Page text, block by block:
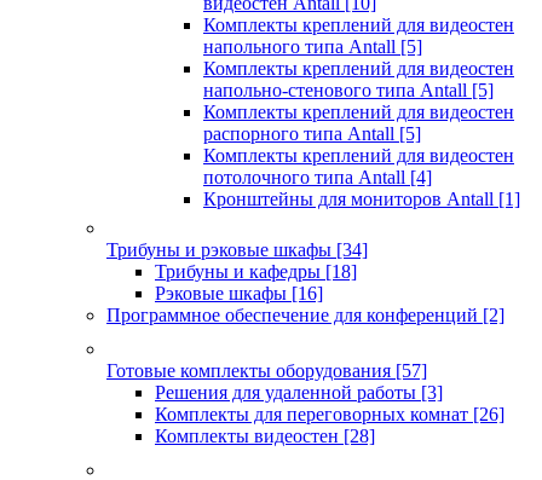
Комплекты креплений для видеостен
напольного типа Antall [5]
Комплекты креплений для видеостен
напольно-стенового типа Antall [5]
Комплекты креплений для видеостен
распорного типа Antall [5]
Комплекты креплений для видеостен
потолочного типа Antall [4]
Кронштейны для мониторов Antall [1]
Трибуны и рэковые шкафы [34]
Трибуны и кафедры [18]
Рэковые шкафы [16]
Программное обеспечение для конференций [2]
Готовые комплекты оборудования [57]
Решения для удаленной работы [3]
Комплекты для переговорных комнат [26]
Комплекты видеостен [28]